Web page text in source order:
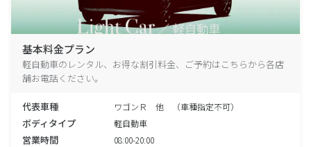
基本料金プラン
軽自動車のレンタル、お得な割引料金、ご予約はこちらから各店
舗お電話ください。
代表車種 ワゴンＲ 他 （車種指定不可）
ボディタイプ 軽自動車
営業時間 08:00-20:00